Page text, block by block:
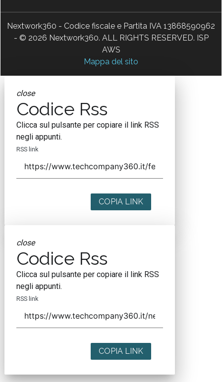
Nextwork360 - Codice fiscale e Partita IVA 13868590962
- © 2026 Nextwork360. ALL RIGHTS RESERVED. ISP
AWS
Mappa del sito
close
Codice Rss
Clicca sul pulsante per copiare il link RSS
negli appunti.
RSS link
COPIA LINK
close
Codice Rss
Clicca sul pulsante per copiare il link RSS
negli appunti.
RSS link
COPIA LINK